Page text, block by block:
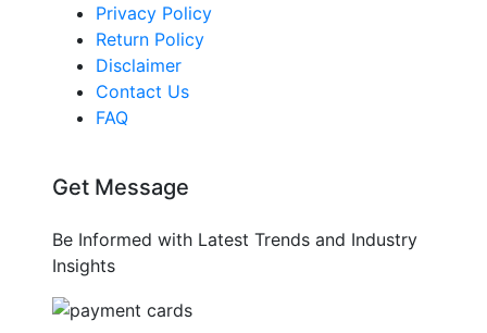
Privacy Policy
Return Policy
Disclaimer
Contact Us
FAQ
Get Message
Be Informed with Latest Trends and Industry
Insights